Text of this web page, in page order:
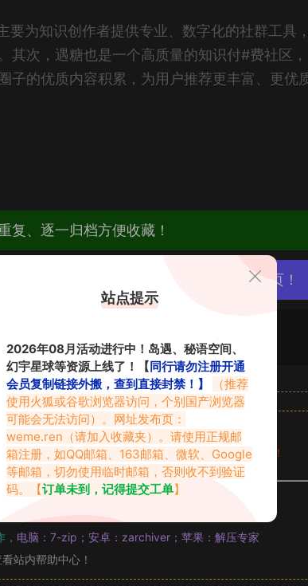
要为知识创作者提供专业、数字化的社群工具
其次，遇糖也是一个高质量的知识付#费社区
子的优质内容积累，为用户推荐更丰富、更优
复、逐一归档方便收藏！
材资源无露点、需求请绕道，关闭本站网页！
处理。
www.vmiba.top/3245.html
明
言
收到留言后，我们会第一时间进行审核后删除。
许可,禁止用于任何商业途径！请在下载24小时内删除！
材，建议升级对应的VIP。
电脑：7-zip；安卓：zarchiver；苹果：解压专家
站内帮助中心！
站点提示
2026年08月活动进行中！岛遇、秘语空间、
幻宇星球等资源上线了！【同行请勿注册开通
会员复制链接外搬，查到直接封禁！】
（推荐
使用火狐或谷歌浏览器访问，个别国产浏览器
可能会无法访问）。网址发布页：
weme.ren （请加入收藏夹）。请使用正规邮
箱注册，如QQ邮箱、163邮箱、微软、Google
等邮箱，切勿使用临时邮箱，否则收不到验证
码。【订单未到，记得提交工单】